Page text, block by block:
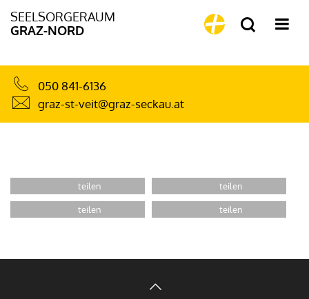
SEELSORGERAUM
GRAZ-NORD
050 841-6136
graz-st-veit@graz-seckau.at